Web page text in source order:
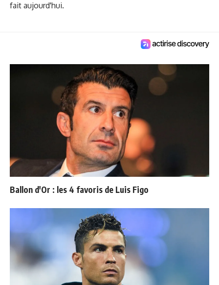
fait aujourd'hui.
Ballon d'Or : les 4 favoris de Luis Figo